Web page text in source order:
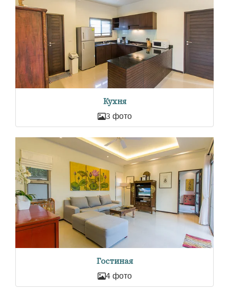
Кухня
3 фото
Гостиная
4 фото